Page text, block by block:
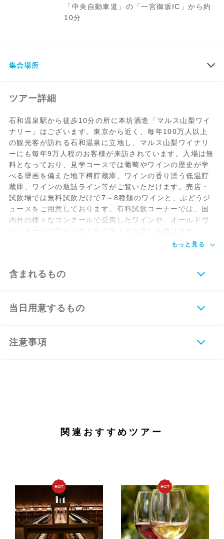
「中央自動車道」の「一宮御坂IC」から約
10分
集合場所
ツアー詳細
石和温泉駅から徒歩10分の所に本坊酒造「マルス山梨ワイ
ナリー」はございます。東京から近く、毎年100万人以上
の観光客が訪れる石和温泉に立地し、マルス山梨ワイナリ
ーにも毎年9万人程のお客様が来訪されています。入場は無
料となっており、見学コースでは葡萄やワインの歴史が学
べる壁画を備えた地下樽貯蔵庫、ワインの香り漂う低温貯
蔵庫、ワインの瓶詰ライン等がご覧いただけます。売店・
試飲場では無料試飲だけで7～8種類のワインと、ぶどうジ
ュースをご用意しております。有料試飲コーナーでは、国
内外の様々なコンクールで受賞したワインや、オールドヴ
ィンテージのワインなどをグラスでお楽しみ頂けます。
もっと見る
含まれるもの
当日用意するもの
注意事項
関連おすすめツアー